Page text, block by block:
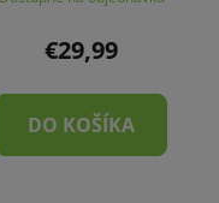
€29,99
DO KOŠÍKA